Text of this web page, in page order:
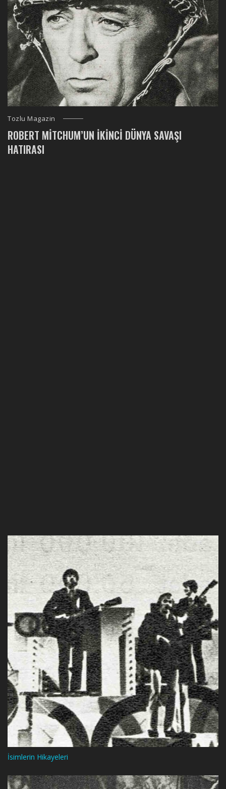
Tozlu Magazin
ROBERT MITCHUM’UN İKINCI DÜNYA SAVAŞI
HATIRASI
İsimlerin Hikayeleri